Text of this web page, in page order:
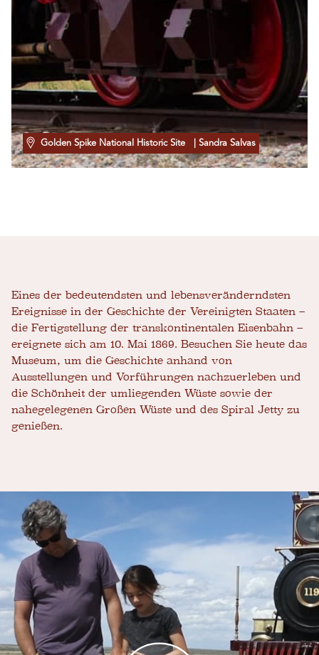
Golden Spike National Historic Site | Sandra Salvas
Eines der bedeutendsten und lebensveränderndsten
Ereignisse in der Geschichte der Vereinigten Staaten –
die Fertigstellung der transkontinentalen Eisenbahn –
ereignete sich am 10. Mai 1869. Besuchen Sie heute das
Museum, um die Geschichte anhand von
Ausstellungen und Vorführungen nachzuerleben und
die Schönheit der umliegenden Wüste sowie der
nahegelegenen Großen Wüste und des Spiral Jetty zu
genießen.